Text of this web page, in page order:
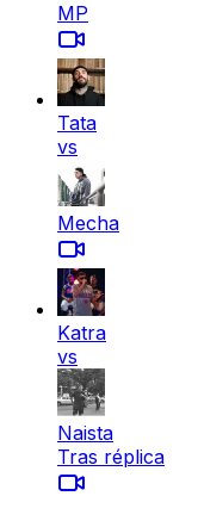
MP
Tata
vs
Mecha
Katra
vs
Naista
Tras réplica